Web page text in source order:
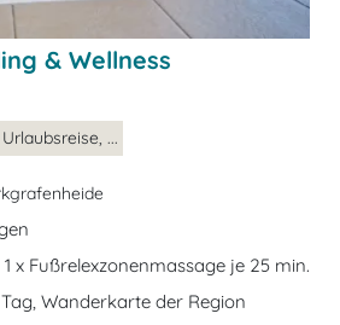
& Wellness
...
x Fußrelexzonenmassage je 25 min.
Wanderkarte der Region